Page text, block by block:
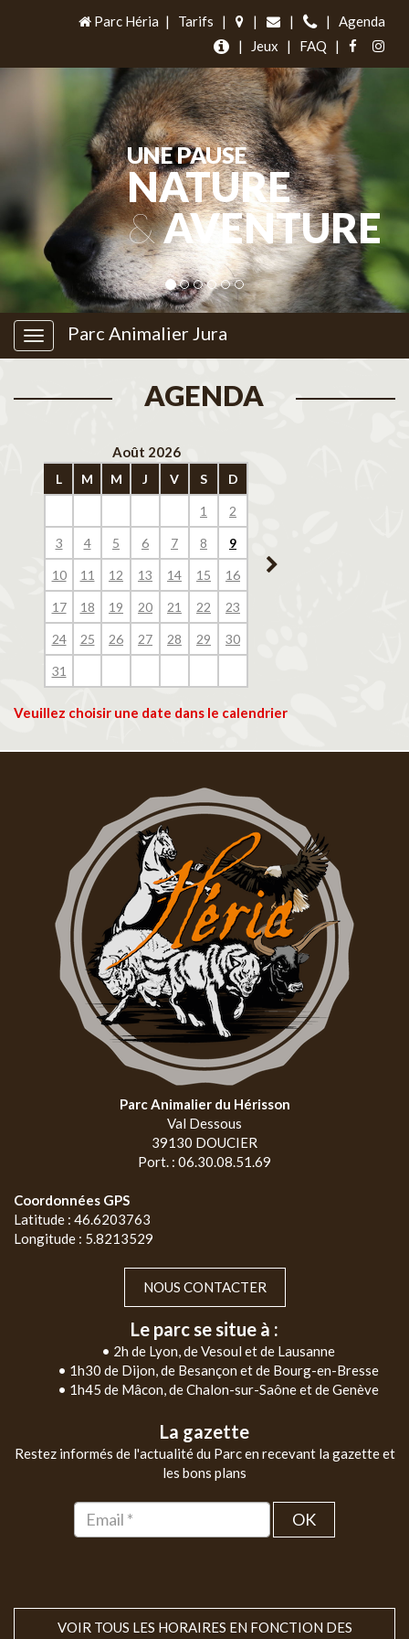
Parc Héria | Tarifs | | | |
Agenda
|
Jeux | FAQ |
UNE PAUSE
NATURE
&AVENTURE
Parc Animalier Jura
AGENDA
Août 2026
L M M J V S D
1 2
3 4 5 6 7 8 9
10 11 12 13 14 15 16
17 18 19 20 21 22 23
24 25 26 27 28 29 30
31
14
Veuillez choisir une date dans le calendrier
Parc Animalier du Hérisson
Val Dessous
39130 DOUCIER
Port. : 06.30.08.51.69
Coordonnées GPS
Latitude : 46.6203763
Longitude : 5.8213529
NOUS CONTACTER
Le parc se situe à :
• 2h de Lyon, de Vesoul et de Lausanne
• 1h30 de Dijon, de Besançon et de Bourg-en-Bresse
• 1h45 de Mâcon, de Chalon-sur-Saône et de Genève
La gazette
Restez informés de l'actualité du Parc en recevant la gazette et
les bons plans
OK
VOIR TOUS LES HORAIRES EN FONCTION DES